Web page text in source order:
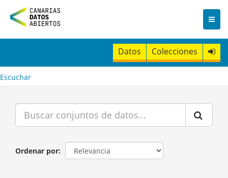
n
t
Datos Colecciones
Escuchar
Ordenar por